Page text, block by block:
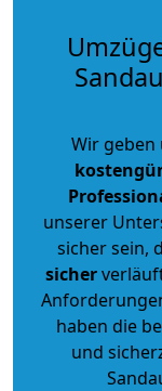
Wir geben
unserer
sicher sein,
sicher
haben die
und